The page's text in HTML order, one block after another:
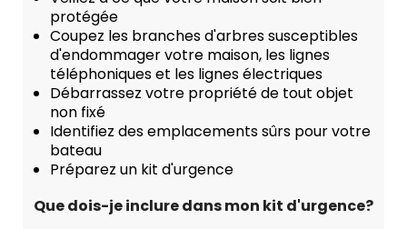
protégée
Coupez les branches d'arbres susceptibles
d'endommager votre maison, les lignes
téléphoniques et les lignes électriques
Débarrassez votre propriété de tout objet
non fixé
Identifiez des emplacements sûrs pour votre
bateau
Préparez un kit d'urgence
Que dois-je inclure dans mon kit d'urgence?